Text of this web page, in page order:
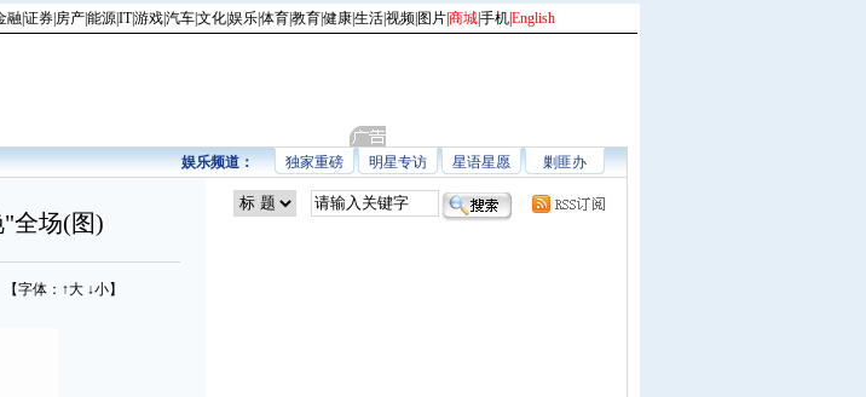
融|证券| 房产|能源|IT|游戏|汽车|文化|娱乐|体育|教育|健康|生活|视频| 图片|商城|手机|English
剿匪办
星语星愿
明星专访
独家重磅
娱乐频道：
全场(图)
体： ↑大 ↓小】